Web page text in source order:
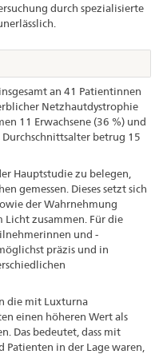
durch spezialisierte
an 41 Patientinnen
Netzhautdystrophie
11 Erwachsene (36 %) und
Durchschnittsalter betrug 15
Hauptstudie zu belegen,
gemessen. Dieses setzt sich
der Wahrnehmung
zusammen. Für die
und -
präzis und in
die mit Luxturna
einen höheren Wert als
Das bedeutet, dass mit
in der Lage waren,